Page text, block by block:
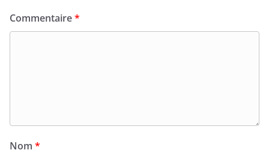
Commentaire*
Nom *